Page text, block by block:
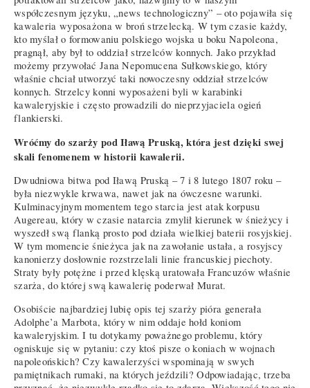
współczesnym języku, „news technologiczny” – oto pojawiła się
kawaleria wyposażona w broń strzelecką. W tym czasie każdy,
kto myślał o formowaniu polskiego wojska u boku Napoleona,
pragnął, aby był to oddział strzelców konnych. Jako przykład
możemy przywołać Jana Nepomucena Sułkowskiego, który
właśnie chciał utworzyć taki nowoczesny oddział strzelców
konnych. Strzelcy konni wyposażeni byli w karabinki
kawaleryjskie i często prowadzili do nieprzyjaciela ogień
flankierski.
Wróćmy do szarży pod Iławą Pruską, która jest dzięki swej
skali fenomenem w historii kawalerii.
Dwudniowa bitwa pod Iławą Pruską – 7 i 8 lutego 1807 roku –
była niezwykle krwawa, nawet jak na ówczesne warunki.
Kulminacyjnym momentem tego starcia jest atak korpusu
Augereau, który w czasie natarcia zmylił kierunek w śnieżycy i
wyszedł swą flanką prosto pod działa wielkiej baterii rosyjskiej.
W tym momencie śnieżyca jak na zawołanie ustała, a rosyjscy
kanonierzy dosłownie rozstrzelali linie francuskiej piechoty.
Straty były potężne i przed klęską uratowała Francuzów właśnie
szarża, do której swą kawalerię poderwał Murat.
Osobiście najbardziej lubię opis tej szarży pióra generała
Adolphe’a Marbota, który w nim oddaje hołd koniom
kawaleryjskim. I tu dotykamy poważnego problemu, który
ogniskuje się w pytaniu: czy ktoś pisze o koniach w wojnach
napoleońskich? Czy kawalerzyści wspominają w swych
pamiętnikach rumaki, na których jeździli? Odpowiadając, trzeba